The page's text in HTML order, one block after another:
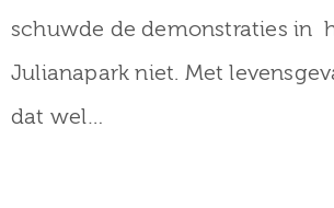
schuwde de demonstraties in
Julianapark niet. Met
dat wel…